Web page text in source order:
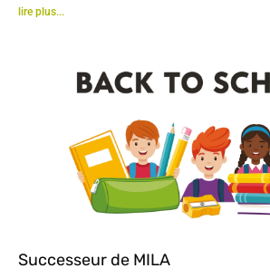
lire plus...
Successeur de MILA